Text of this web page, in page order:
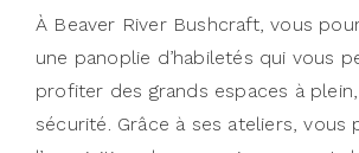
À Beaver River Bushcraft, vous
une panoplie d’habiletés qui vous
profiter des grands espaces à
sécurité. Grâce à ses ateliers, vous